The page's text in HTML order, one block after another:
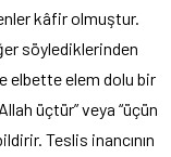
kâfir olmuştur.
söylediklerinden
elbette elem dolu bir
üçtür” veya “üçün
Teslis inancının